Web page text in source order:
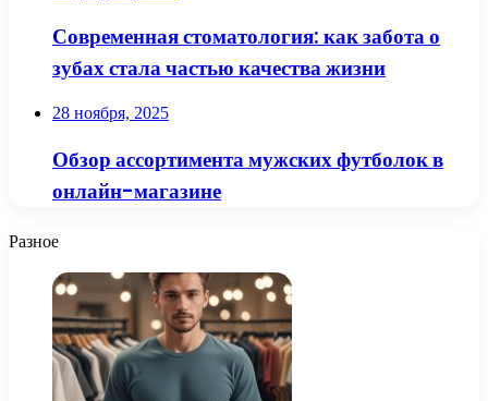
Современная стоматология: как забота о
зубах стала частью качества жизни
28 ноября, 2025
Обзор ассортимента мужских футболок в
онлайн-магазине
Разное